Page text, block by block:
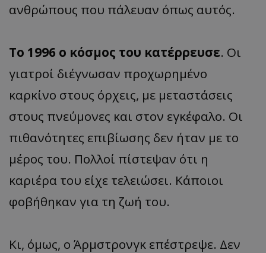
ανθρώπους που πάλευαν όπως αυτός.
Το 1996 ο κόσμος του κατέρρευσε. Οι
γιατροί διέγνωσαν προχωρημένο
καρκίνο στους όρχεις, με μεταστάσεις
στους πνεύμονες και στον εγκέφαλο. Οι
πιθανότητες επιβίωσης δεν ήταν με το
μέρος του. Πολλοί πίστεψαν ότι η
καριέρα του είχε τελειώσει. Κάποιοι
φοβήθηκαν για τη ζωή του.
Κι, όμως, ο Άρμστρονγκ επέστρεψε. Δεν